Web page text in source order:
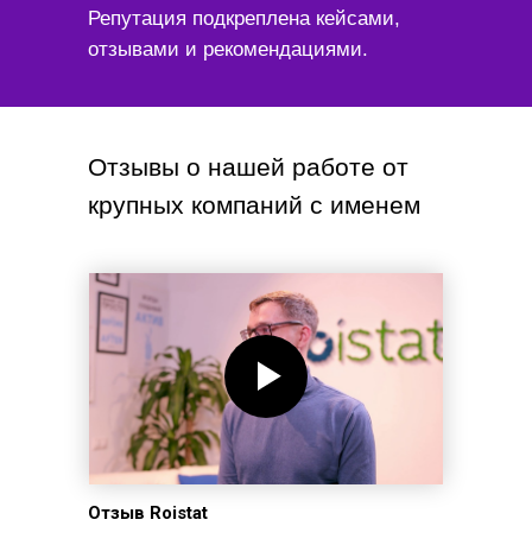
Репутация подкреплена кейсами,
отзывами и рекомендациями.
Отзыв Roistat
Отзывы о нашей работе от
крупных компаний с именем